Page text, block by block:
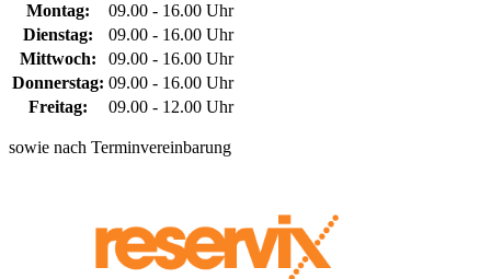
Montag:
09.00 - 16.00 Uhr
Dienstag:
09.00 - 16.00 Uhr
Mittwoch:
09.00 - 16.00 Uhr
Donnerstag: 09.00 - 16.00 Uhr
Freitag:
09.00 - 12.00 Uhr
sowie nach Terminvereinbarung